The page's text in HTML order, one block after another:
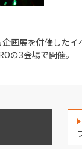
画展を併催したイ
の3会場で開催。